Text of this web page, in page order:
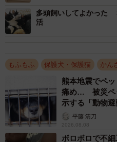
インスタグラムで猫の飼い方
ョップの裏事情や保護猫のこ
思ったそうだ。
大切に育てられた猫メメ
多頭飼いしてよかった
活
もふもふ 保護犬・保護猫 かん
熊本地震でペ
痛め… 被災ペ
示する「動物
平藤 清刀
2026.08.08
ボロボロで不